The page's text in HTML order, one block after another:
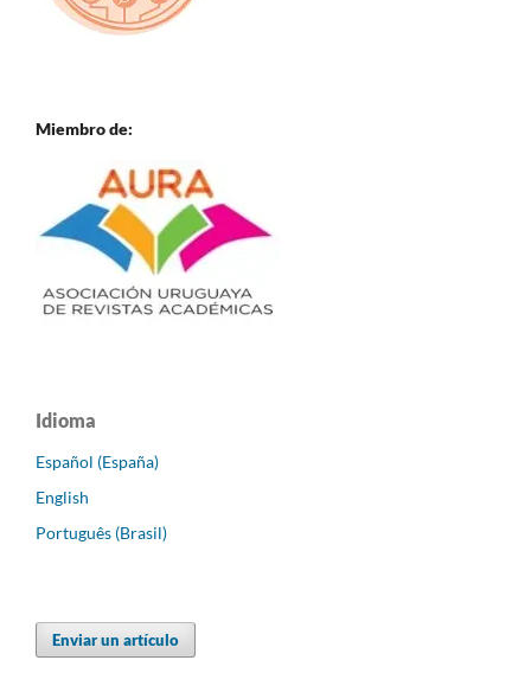
Miembro de:
Idioma
Español (España)
English
Português (Brasil)
Enviar un artículo